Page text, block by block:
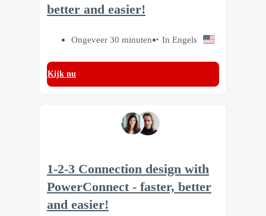
better and easier!
Ongeveer 30 minuten In Engels
Kijk nu
1-2-3 Connection design with
PowerConnect - faster, better
and easier!